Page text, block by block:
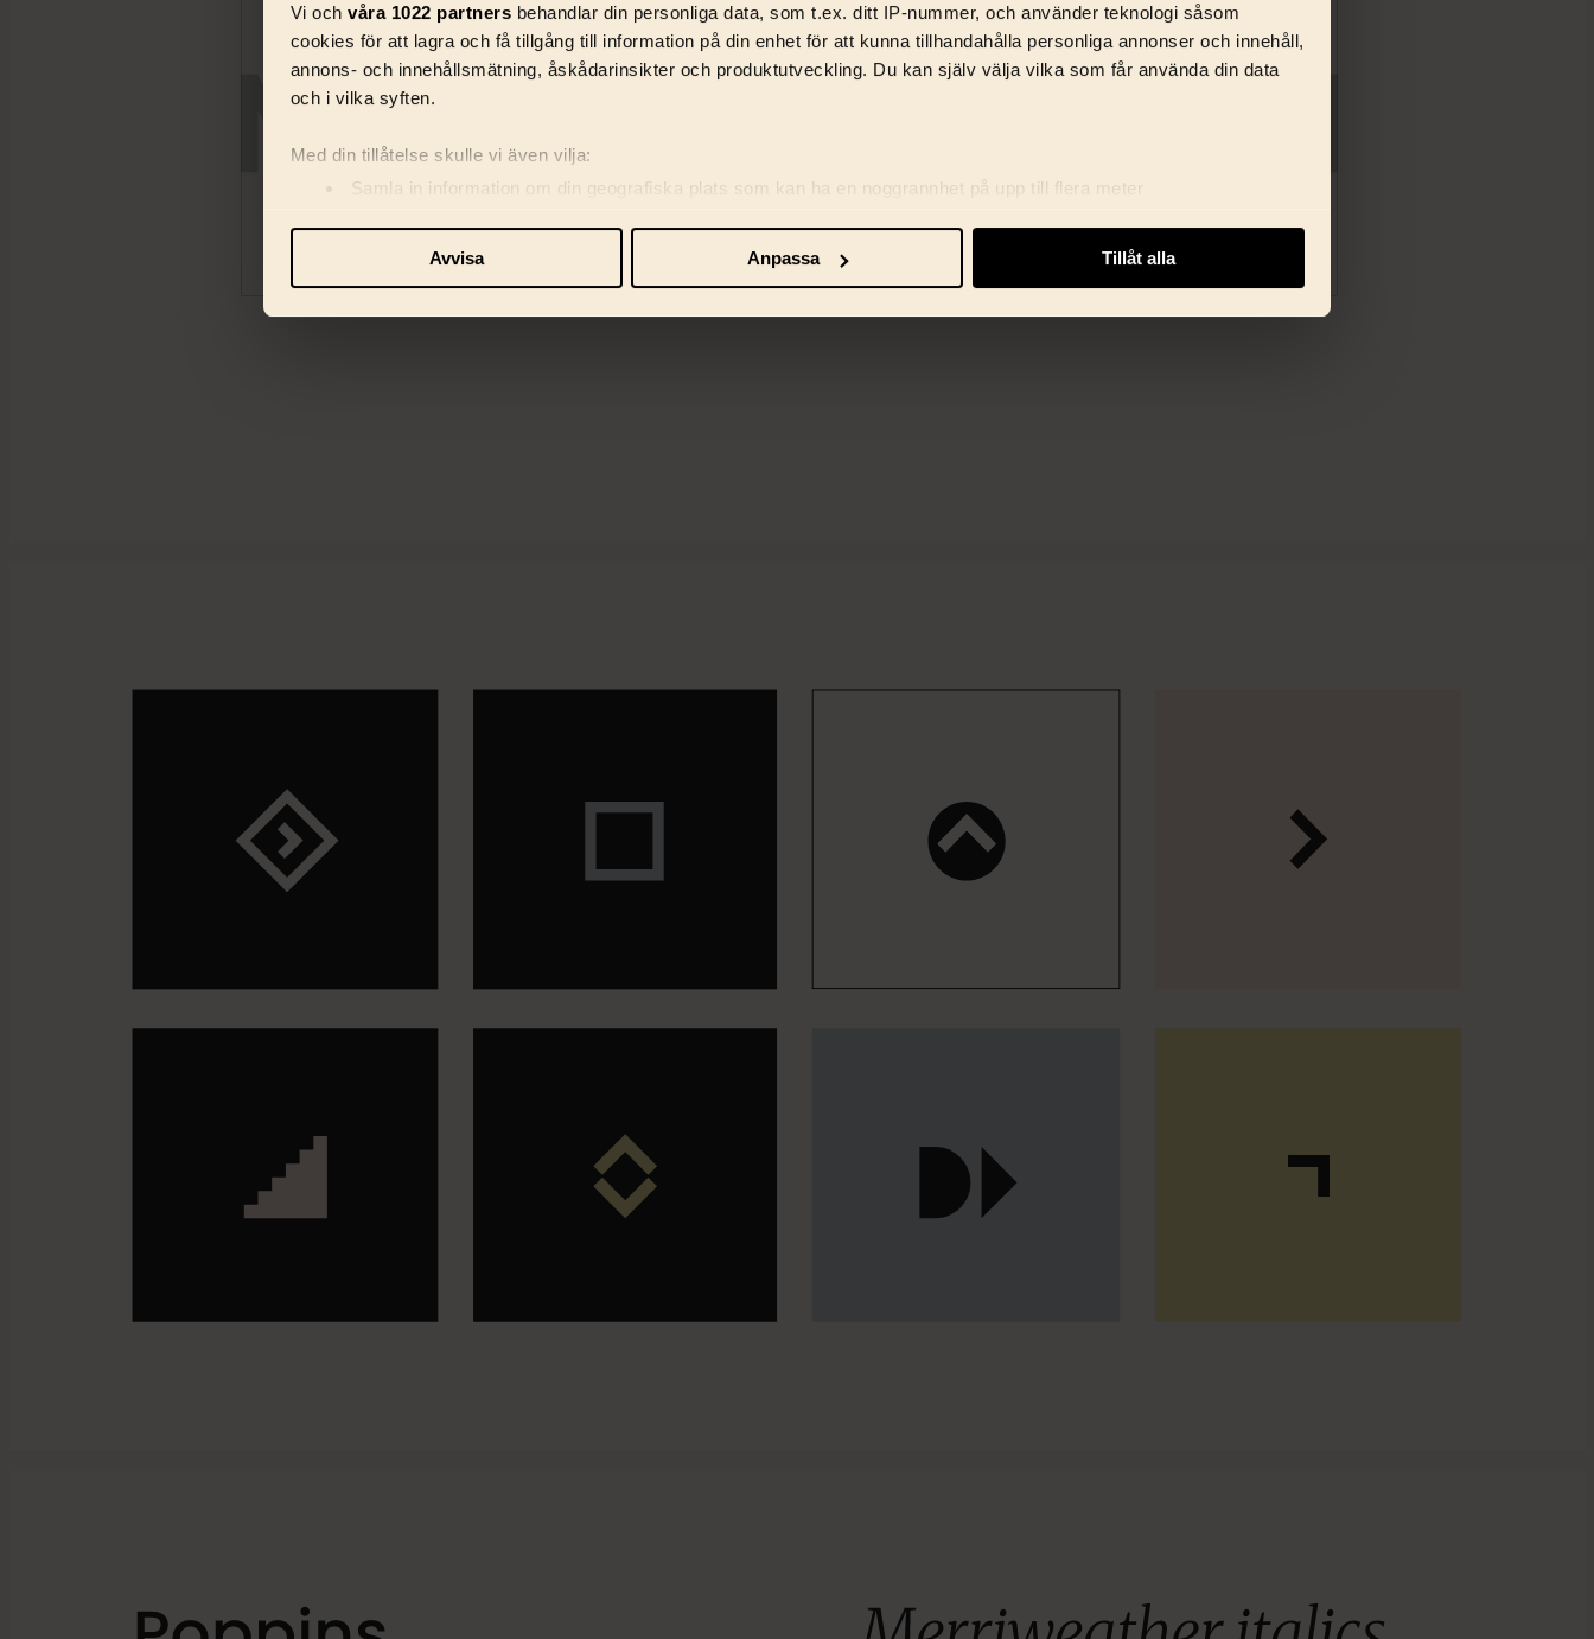
Vi och våra 1022 partners behandlar din personliga data, som t.ex. ditt IP-nummer, och använder teknologi såsom
cookies för att lagra och få tillgång till information på din enhet för att kunna tillhandahålla personliga annonser och innehåll,
annons- och innehållsmätning, åskådarinsikter och produktutveckling. Du kan själv välja vilka som får använda din data
och i vilka syften.
Med din tillåtelse skulle vi även vilja:
Samla in information om din geografiska plats som kan ha en noggrannhet på upp till flera meter
Identifiera din enhet genom att aktivt skanna den för specifika kännetecken (fingeravtryck)
Ta reda på mer om hur dina personliga uppgifter behandlas och ställ in dina preferenser i
detaljsektionen. Du kan ändra
Avvisa Anpassa Tillåt alla